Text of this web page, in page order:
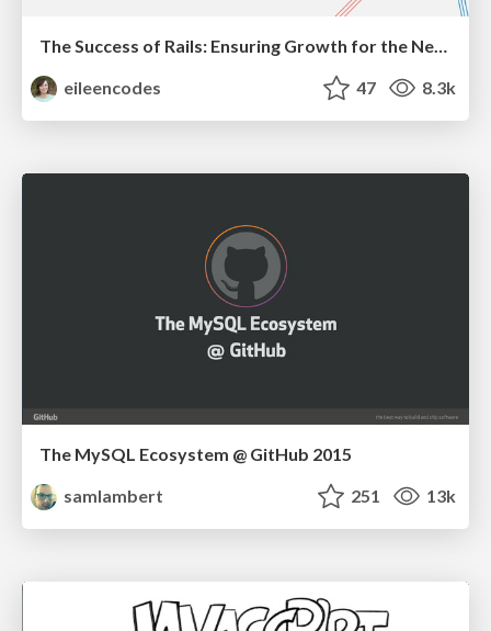
eileencodes
47 8.3k
The MySQL Ecosystem @ GitHub 2015
samlambert
251 13k